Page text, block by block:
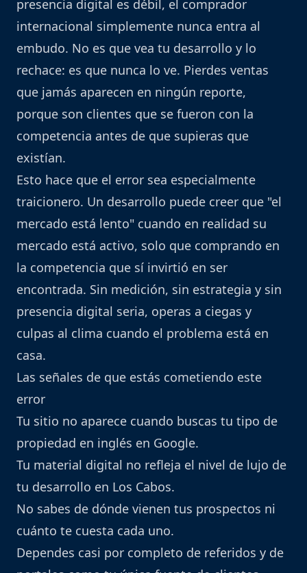
presencia digital es débil, el comprador
internacional simplemente nunca entra al
embudo. No es que vea tu desarrollo y lo
rechace: es que nunca lo ve. Pierdes ventas
que jamás aparecen en ningún reporte,
porque son clientes que se fueron con la
competencia antes de que supieras que
existían.
Esto hace que el error sea especialmente
traicionero. Un desarrollo puede creer que "el
mercado está lento" cuando en realidad su
mercado está activo, solo que comprando en
la competencia que sí invirtió en ser
encontrada. Sin medición, sin estrategia y sin
presencia digital seria, operas a ciegas y
culpas al clima cuando el problema está en
casa.
Las señales de que estás cometiendo este
error
Tu sitio no aparece cuando buscas tu tipo de
propiedad en inglés en Google.
Tu material digital no refleja el nivel de lujo de
tu desarrollo en Los Cabos.
No sabes de dónde vienen tus prospectos ni
cuánto te cuesta cada uno.
Dependes casi por completo de referidos y de